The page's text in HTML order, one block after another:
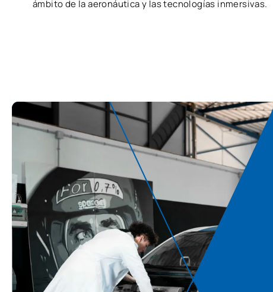
ámbito de la aeronáutica y las tecnologías inmersivas.